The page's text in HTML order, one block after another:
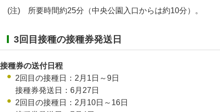
(注) 所要時間約25分（中央公園入口からは約10分）。
3回目接種の接種券発送日
接種券の送付日程
2回目の接種日：2月1日～9日
接種券発送日：6月27日
2回目の接種日：2月10日～16日